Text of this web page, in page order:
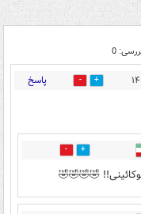
0
2 پاسخ
0
🤣🤣🤣🤣